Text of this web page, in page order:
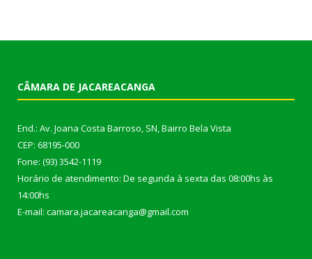
CÂMARA DE JACAREACANGA
End.: Av. Joana Costa Barroso, SN, Bairro Bela Vista
CEP: 68195-000
Fone: (93) 3542-1119
Horário de atendimento: De segunda à sexta das 08:00hs às
14:00hs
E-mail: camara.jacareacanga@gmail.com